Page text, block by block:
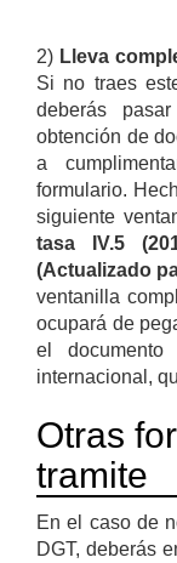
2) Lleva
Si no traes
deberás
obtención de
a
formulario.
siguiente
tasa IV.5
(Actualizado
ventanilla
ocupará de
el
internacional,
Otras
tramite
En el caso de
DGT, deberás